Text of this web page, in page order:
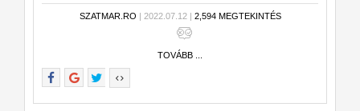
SZATMAR.RO | 2022.07.12 | 2,594 MEGTEKINTÉS
TOVÁBB ...